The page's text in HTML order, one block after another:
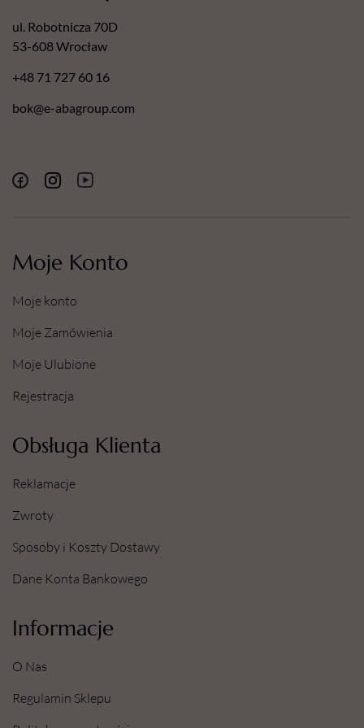
Moje Konto
Moje konto
Moje Zamówienia
Moje Ulubione
Rejestracja
Obsługa Klienta
Reklamacje
Zwroty
Sposoby i Koszty Dostawy
Dane Konta Bankowego
Informacje
O Nas
Regulamin Sklepu
ul. Robotnicza 70D
53-608 Wrocław
+48 71 727 60 16
bok@e-abagroup.com